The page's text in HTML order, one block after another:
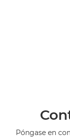
Póngase en